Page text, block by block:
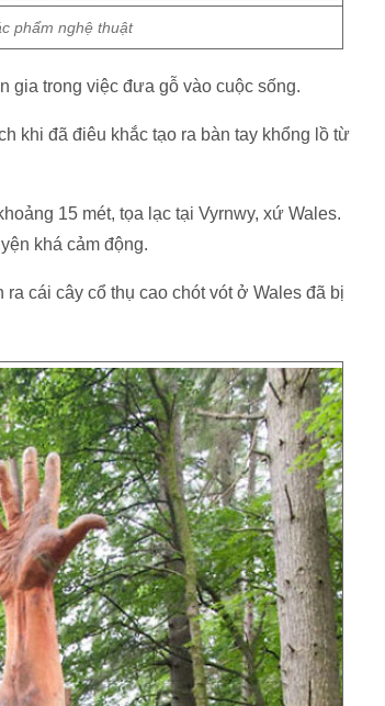
phẩm nghệ thuật
gia trong việc đưa gỗ vào cuộc sống.
khi đã điêu khắc tạo ra bàn tay khổng lồ từ
15 mét, tọa lạc tại Vyrnwy, xứ Wales.
khá cảm động.
cái cây cổ thụ cao chót vót ở Wales đã bị